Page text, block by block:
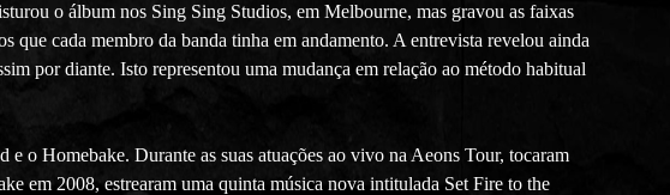
o álbum nos Sing Sing Studios, em Melbourne, mas gravou as faixas
cada membro da banda tinha em andamento. A entrevista revelou ainda
por diante. Isto representou uma mudança em relação ao método habitual
o Homebake. Durante as suas atuações ao vivo na Aeons Tour, tocaram
em 2008, estrearam uma quinta música nova intitulada Set Fire to the